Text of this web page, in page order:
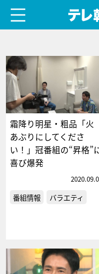
霜降り明星・粗品「火
あぶりにしてくださ
い！」冠番組の“昇格”
喜び爆発
番組情報 バラエティ